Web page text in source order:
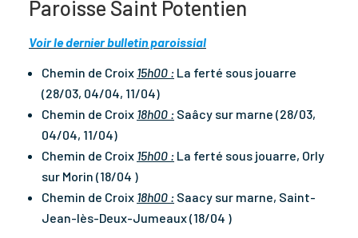
Paroisse Saint Potentien
Voir le dernier bulletin paroissial
Chemin de Croix 15h00 : La ferté sous jouarre
(28/03, 04/04, 11/04)
Chemin de Croix 18h00 : Saâcy sur marne (28/03,
04/04, 11/04)
Chemin de Croix 15h00 : La ferté sous jouarre, Orly
sur Morin (18/04 )
Chemin de Croix 18h00 : Saacy sur marne, Saint-
Jean-lès-Deux-Jumeaux (18/04 )